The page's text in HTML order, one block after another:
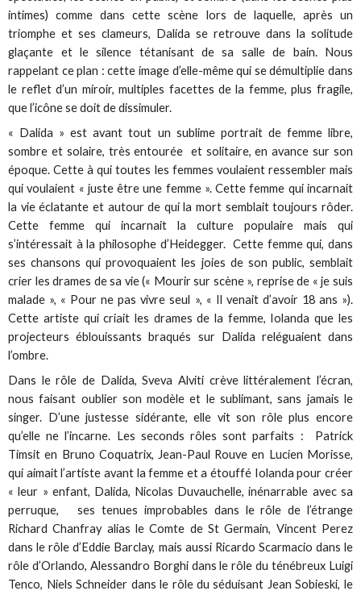
intimes) comme dans cette scène lors de laquelle, après un
triomphe et ses clameurs, Dalida se retrouve dans la solitude
glaçante et le silence tétanisant de sa salle de bain. Nous
rappelant ce plan : cette image d’elle-même qui se démultiplie dans
le reflet d’un miroir, multiples facettes de la femme, plus fragile,
que l’icône se doit de dissimuler.
« Dalida » est avant tout un sublime portrait de femme libre,
sombre et solaire, très entourée et solitaire, en avance sur son
époque. Cette à qui toutes les femmes voulaient ressembler mais
qui voulaient « juste être une femme ». Cette femme qui incarnait
la vie éclatante et autour de qui la mort semblait toujours rôder.
Cette femme qui incarnait la culture populaire mais qui
s’intéressait à la philosophe d’Heidegger. Cette femme qui, dans
ses chansons qui provoquaient les joies de son public, semblait
crier les drames de sa vie (« Mourir sur scène », reprise de « je suis
malade », « Pour ne pas vivre seul », « Il venait d’avoir 18 ans »).
Cette artiste qui criait les drames de la femme, Iolanda que les
projecteurs éblouissants braqués sur Dalida reléguaient dans
l’ombre.
Dans le rôle de Dalida, Sveva Alviti crève littéralement l’écran,
nous faisant oublier son modèle et le sublimant, sans jamais le
singer. D’une justesse sidérante, elle vit son rôle plus encore
qu’elle ne l’incarne. Les seconds rôles sont parfaits : Patrick
Timsit en Bruno Coquatrix, Jean-Paul Rouve en Lucien Morisse,
qui aimait l’artiste avant la femme et a étouffé Iolanda pour créer
« leur » enfant, Dalida, Nicolas Duvauchelle, inénarrable avec sa
perruque, ses tenues improbables dans le rôle de l’étrange
Richard Chanfray alias le Comte de St Germain, Vincent Perez
dans le rôle d’Eddie Barclay, mais aussi Ricardo Scarmacio dans le
rôle d’Orlando, Alessandro Borghi dans le rôle du ténébreux Luigi
Tenco, Niels Schneider dans le rôle du séduisant Jean Sobieski, le